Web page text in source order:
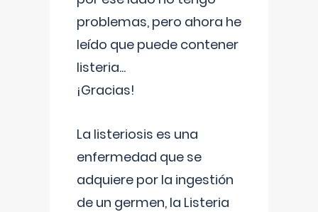
problemas, pero ahora he
leído que puede contener
listeria...
¡Gracias!
La listeriosis es una
enfermedad que se
adquiere por la ingestión
de un germen, la Listeria